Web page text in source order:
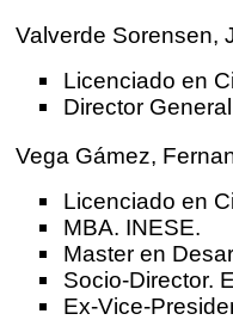
Valverde Sorensen,
Licenciado en
Director
Vega Gámez,
Licenciado en
MBA. INESE.
Master en
Socio-Director.
Ex-Vice-